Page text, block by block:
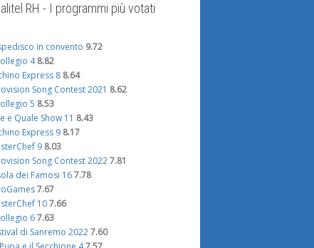
RH - I programmi più votati
in convento 9.72
4 8.82
Express 8 8.64
Song Contest 2021 8.62
5 8.53
e Quale Show 11 8.43
Express 9 8.17
9 8.03
Song Contest 2022 7.81
dei Famosi 16 7.78
7.67
10 7.66
6 7.63
di Sanremo 2022 7.60